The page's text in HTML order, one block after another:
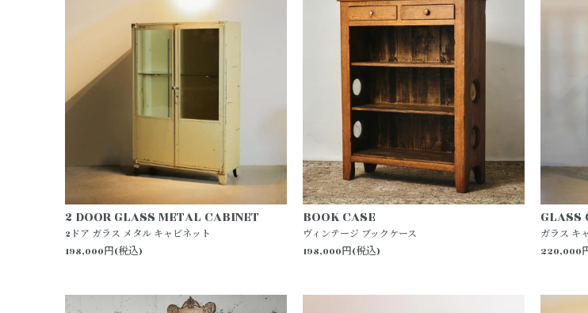
2 DOOR GLASS METAL CABINET
2ドア ガラス メタル キャビネット
198,000円(税込)
BOOK CASE
ヴィンテージ ブックケース
198,000円(税込)
GLASS
ガラス キ
220,000